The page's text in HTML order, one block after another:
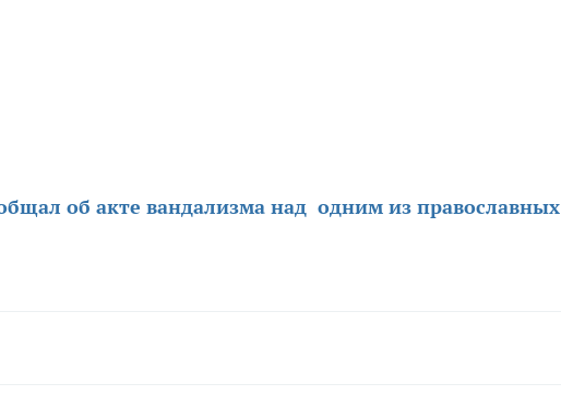
об акте вандализма над одним из православных